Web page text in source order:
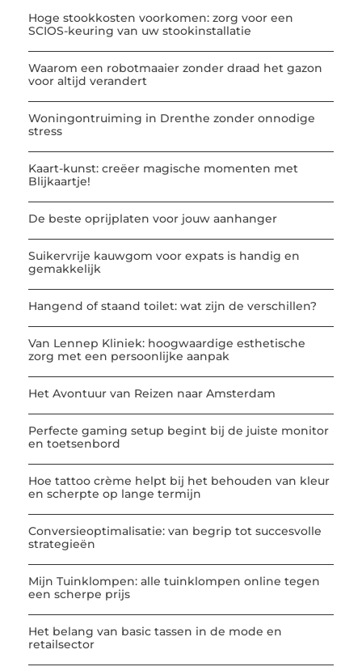
Hoge stookkosten voorkomen: zorg voor een
SCIOS-keuring van uw stookinstallatie
Waarom een robotmaaier zonder draad het gazon
voor altijd verandert
Woningontruiming in Drenthe zonder onnodige
stress
Kaart-kunst: creëer magische momenten met
Blijkaartje!
De beste oprijplaten voor jouw aanhanger
Suikervrije kauwgom voor expats is handig en
gemakkelijk
Hangend of staand toilet: wat zijn de verschillen?
Van Lennep Kliniek: hoogwaardige esthetische
zorg met een persoonlijke aanpak
Het Avontuur van Reizen naar Amsterdam
Perfecte gaming setup begint bij de juiste monitor
en toetsenbord
Hoe tattoo crème helpt bij het behouden van kleur
en scherpte op lange termijn
Conversieoptimalisatie: van begrip tot succesvolle
strategieën
Mijn Tuinklompen: alle tuinklompen online tegen
een scherpe prijs
Het belang van basic tassen in de mode en
retailsector